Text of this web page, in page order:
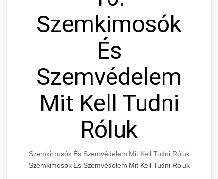
Szemkimosók
És
Szemvédelem
Mit Kell Tudni
Róluk
Szemkimosók És Szemvédelem Mit Kell Tudni Róluk
Szemkimosók És Szemvédelem Mit Kell Tudni Róluk